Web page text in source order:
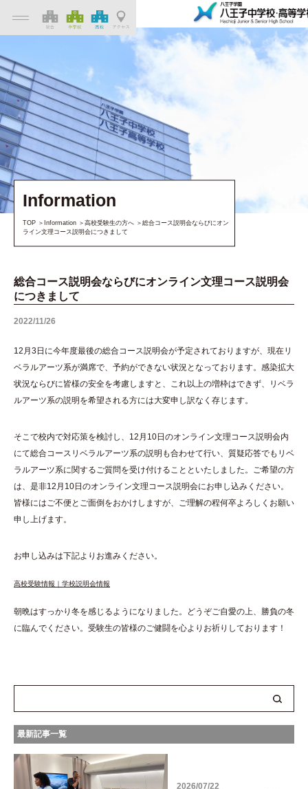
Information
TOP Information 高校受験生の方へ
総合コース説明会ならびにオン
ライン文理コース説明会につきまして
総合コース説明会ならびにオンライン文理コース説明会
につきまして
2022/11/26
12月3日に今年度最後の総合コース説明会が予定されておりますが、現在リ
ベラルアーツ系が満席で、予約ができない状況となっております。感染拡大
状況ならびに皆様の安全を考慮しますと、これ以上の増枠はできず、リベラ
ルアーツ系の説明を希望される方には大変申し訳なく存じます。
そこで校内で対応策を検討し、12月10日のオンライン文理コース説明会内
にて総合コースリベラルアーツ系の説明も合わせて行い、質疑応答でもリベ
ラルアーツ系に関するご質問を受け付けることといたしました。ご希望の方
は、是非12月10日のオンライン文理コース説明会にお申し込みください。
皆様にはご不便とご面倒をおかけしますが、ご理解の程何卒よろしくお願い
申し上げます。
お申し込みは下記よりお進みください。
高校受験情報｜学校説明会情報
朝晩はすっかり冬を感じるようになりました。どうぞご自愛の上、勝負の冬
に臨んでください。受験生の皆様のご健闘を心よりお祈りしております！
最新記事一覧
2026/07/22